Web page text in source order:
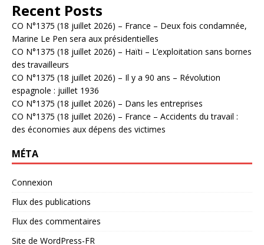
Recent Posts
CO N°1375 (18 juillet 2026) – France – Deux fois condamnée,
Marine Le Pen sera aux présidentielles
CO N°1375 (18 juillet 2026) – Haïti – L’exploitation sans bornes
des travailleurs
CO N°1375 (18 juillet 2026) – Il y a 90 ans – Révolution
espagnole : juillet 1936
CO N°1375 (18 juillet 2026) – Dans les entreprises
CO N°1375 (18 juillet 2026) – France – Accidents du travail :
des économies aux dépens des victimes
MÉTA
Connexion
Flux des publications
Flux des commentaires
Site de WordPress-FR